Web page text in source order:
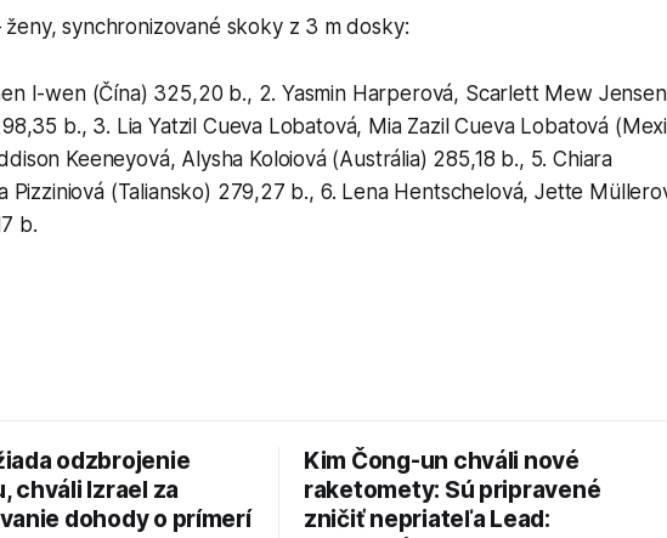
synchronizované skoky z 3 m dosky:
I-wen (Čína) 325,20 b., 2. Yasmin Harperová, Scarlett Mew
b., 3. Lia Yatzil Cueva Lobatová, Mia Zazil Cueva Lobatová
Keeneyová, Alysha Koloiová (Austrália) 285,18 b., 5. Chiara
Pizziniová (Taliansko) 279,27 b., 6. Lena Hentschelová, Jette
b.
odzbrojenie
chváli Izrael za
dohody o prímerí
Kim Čong-un chváli nové
raketomety: Sú pripravené
zničiť nepriateľa Lead: